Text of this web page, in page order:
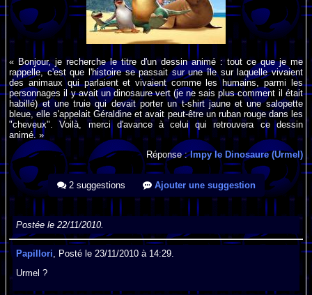
« Bonjour, je recherche le titre d'un dessin animé : tout ce que je me
rappelle, c'est que l'histoire se passait sur une île sur laquelle vivaient
des animaux qui parlaient et vivaient comme les humains, parmi les
personnages il y avait un dinosaure vert (je ne sais plus comment il était
habillé) et une truie qui devait porter un t-shirt jaune et une salopette
bleue, elle s'appelait Géraldine et avait peut-être un ruban rouge dans les
"cheveux". Voilà, merci d'avance à celui qui retrouvera ce dessin
animé. »
Réponse :Impy le Dinosaure (Urmel)
2 suggestions Ajouter une suggestion
Postée le 22/11/2010.
Papillori , Posté le 23/11/2010 à 14:29.
Urmel ?